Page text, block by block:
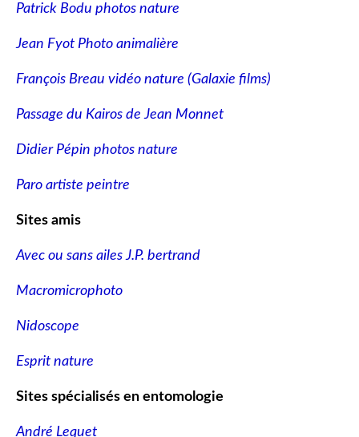
Patrick Bodu photos nature
Jean Fyot Photo animalière
François Breau vidéo nature (Galaxie films)
Passage du Kairos de Jean Monnet
Didier Pépin photos nature
Paro artiste peintre
Sites amis
Avec ou sans ailes J.P. bertrand
Macromicrophoto
Nidoscope
Esprit nature
Sites spécialisés en entomologie
André Lequet